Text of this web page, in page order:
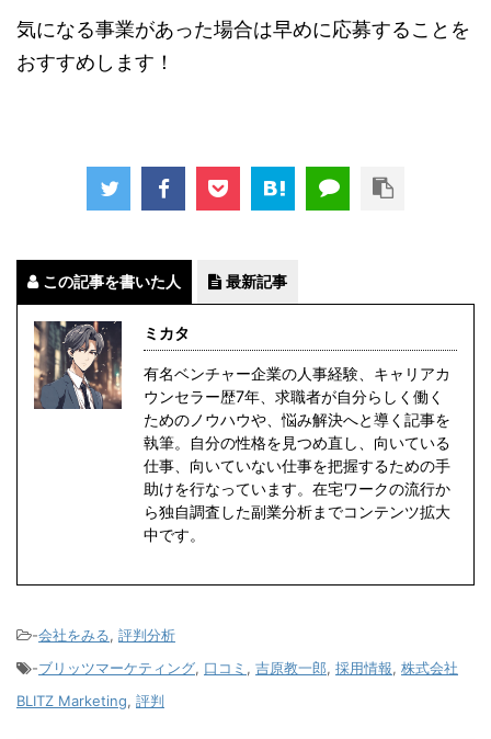
気になる事業があった場合は早めに応募することを
おすすめします！
この記事を書いた人 最新記事
ミカタ
有名ベンチャー企業の人事経験、キャリアカ
ウンセラー歴7年、求職者が自分らしく働く
ためのノウハウや、悩み解決へと導く記事を
執筆。自分の性格を見つめ直し、向いている
仕事、向いていない仕事を把握するための手
助けを行なっています。在宅ワークの流行か
ら独自調査した副業分析までコンテンツ拡大
中です。
-会社をみる, 評判分析
-ブリッツマーケティング, 口コミ , 吉原教一郎, 採用情報, 株式会社
BLITZ Marketing, 評判